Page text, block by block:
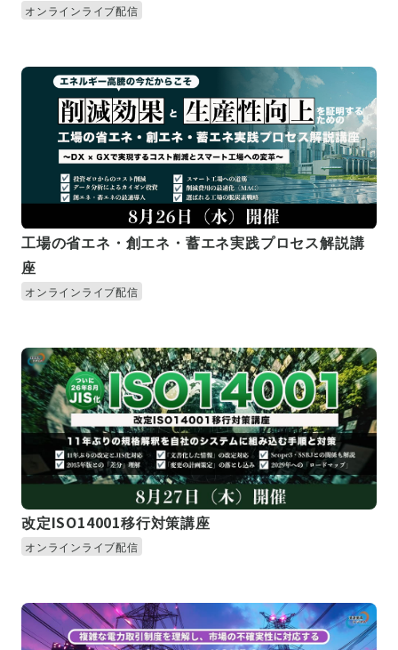
オンラインライブ配信
工場の省エネ・創エネ・蓄エネ実践プロセス解説講
座
オンラインライブ配信
改定ISO14001移行対策講座
オンラインライブ配信